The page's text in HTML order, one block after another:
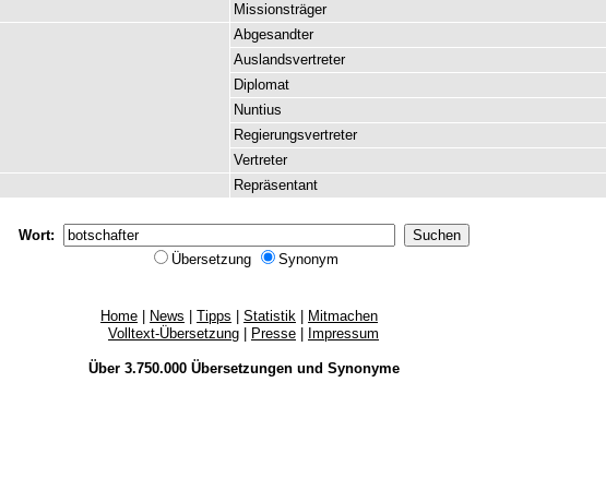
Missionsträger
Abgesandter
Auslandsvertreter
Diplomat
Nuntius
Regierungsvertreter
Vertreter
Repräsentant
Wort:
Übersetzung
Synonym
Home News Tipps Statistik
Mitmachen
Volltext-Übersetzung
Presse Impressum
Über 3.750.000 Übersetzungenund Synonyme